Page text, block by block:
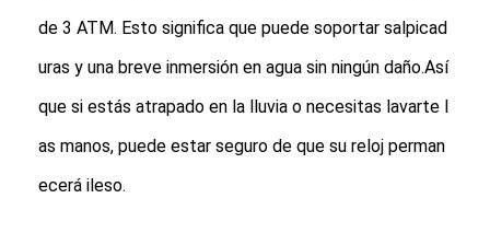
de 3 ATM. Esto significa que puede soportar salpicad
uras y una breve inmersión en agua sin ningún daño.Así
que si estás atrapado en la lluvia o necesitas lavarte l
as manos, puede estar seguro de que su reloj perman
ecerá ileso.